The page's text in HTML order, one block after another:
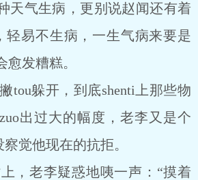
天气生病，更别说赵闻还有着
轻易不生病，一生气病来要是
发糟糕。
躲开，到底shenti上那些物
出过大的幅度，老李又是个
觉他现在的抗拒。
老李疑惑地咦一声：“摸着